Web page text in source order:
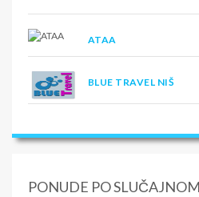
ATAA
BLUE TRAVEL NIŠ
PONUDE PO